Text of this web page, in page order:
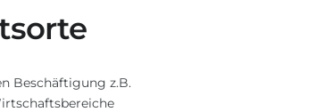
Beschäftigung z.B.